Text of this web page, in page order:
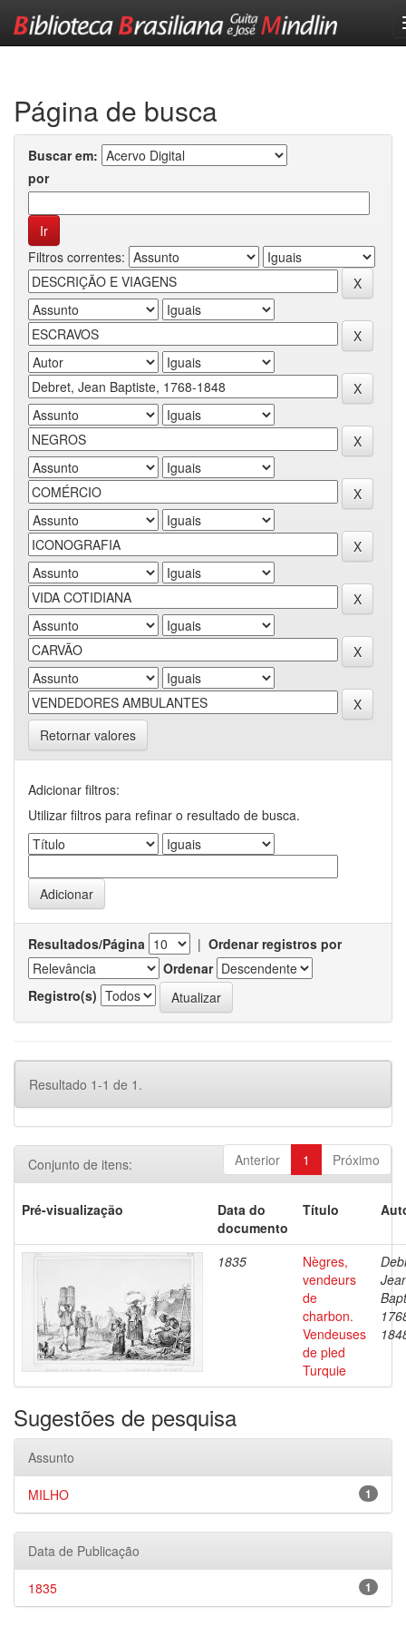
Página de busca
Buscar em:
por
Filtros correntes:
Retornar valores
Adicionar filtros:
Utilizar filtros para refinar o resultado de busca.
Resultados/Página | Ordenar registros por
Ordenar
Registro(s)
Resultado 1-1 de 1.
Anterior 1 Próximo
Conjunto de itens:
Pré-visualização
Data do
documento
Título
1835
Nègres,
vendeurs
de
charbon.
Vendeuses
de pled
Turquie
Sugestões de pesquisa
Assunto
1
MILHO
Data de Publicação
1
1835